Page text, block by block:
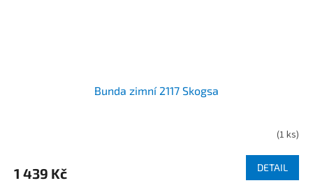
Bunda zimní 2117 Skogsa
(1 ks)
1 439 Kč DETAIL